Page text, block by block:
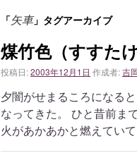
「矢車」タグアーカイブ
煤竹色（すすたけ
投稿日:2003年12月1日 作成者:吉
夕闇がせまるころになる
なってきた。 ひと昔前ま
火があかあかと燃えてい